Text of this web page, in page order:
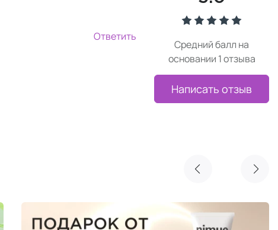
Средний балл на
основании 1 отзыва
Написать отзыв
Ответить